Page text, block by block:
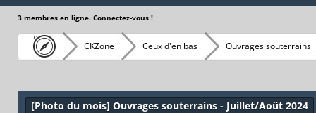
3 membres en ligne. Connectez-vous !
CKZone Ceux d'en bas Ouvrages souterrains
[Photo du mois] Ouvrages souterrains - Juillet/Août 2024